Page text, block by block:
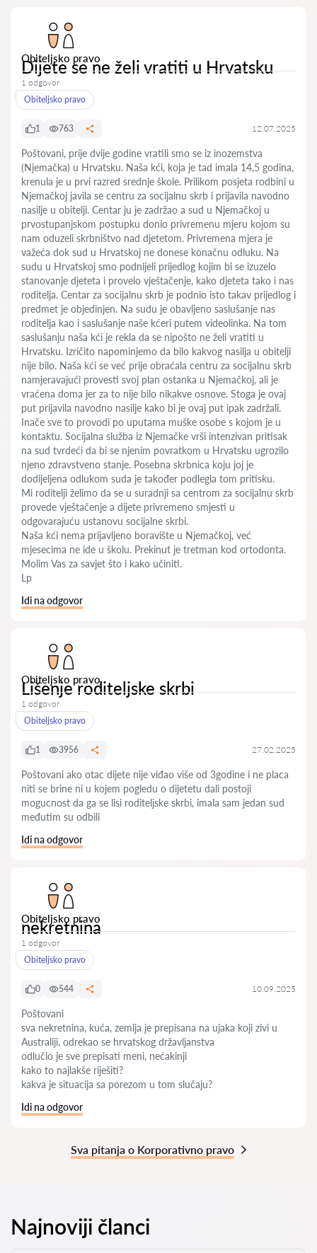
Obiteljsko pravo
Dijete se ne želi vratiti u Hrvatsku
1 odgovor
Obiteljsko pravo
1 763 12.07.2025
Poštovani, prije dvije godine vratili smo se iz inozemstva
(Njemačka) u Hrvatsku. Naša kći, koja je tad imala 14,5 godina,
krenula je u prvi razred srednje škole. Prilikom posjeta rodbini u
Njemačkoj javila se centru za socijalnu skrb i prijavila navodno
nasilje u obitelji. Centar ju je zadržao a sud u Njemačkoj u
prvostupanjskom postupku donio privremenu mjeru kojom su
nam oduzeli skrbništvo nad djetetom. Privremena mjera je
važeća dok sud u Hrvatskoj ne donese konačnu odluku. Na
sudu u Hrvatskoj smo podnijeli prijedlog kojim bi se izuzelo
stanovanje djeteta i provelo vještačenje, kako djeteta tako i nas
roditelja. Centar za socijalnu skrb je podnio isto takav prijedlog i
predmet je objedinjen. Na sudu je obavljeno saslušanje nas
roditelja kao i saslušanje naše kćeri putem videolinka. Na tom
saslušanju naša kći je rekla da se nipošto ne želi vratiti u
Hrvatsku. Izričito napominjemo da bilo kakvog nasilja u obitelji
nije bilo. Naša kći se već prije obraćala centru za socijalnu skrb
namjeravajući provesti svoj plan ostanka u Njemačkoj, ali je
vraćena doma jer za to nije bilo nikakve osnove. Stoga je ovaj
put prijavila navodno nasilje kako bi je ovaj put ipak zadržali.
Inače sve to provodi po uputama muške osobe s kojom je u
kontaktu. Socijalna služba iz Njemačke vrši intenzivan pritisak
na sud tvrdeći da bi se njenim povratkom u Hrvatsku ugrozilo
njeno zdravstveno stanje. Posebna skrbnica koju joj je
dodijeljena odlukom suda je također podlegla tom pritisku.
Mi roditelji želimo da se u suradnji sa centrom za socijalnu skrb
provede vještačenje a dijete privremeno smjesti u
odgovarajuću ustanovu socijalne skrbi.
Naša kći nema prijavljeno boravište u Njemačkoj, već
mjesecima ne ide u školu. Prekinut je tretman kod ortodonta.
Molim Vas za savjet što i kako učiniti.
Lp
Idi na odgovor
Obiteljsko pravo
Lišenje roditeljske skrbi
1 odgovor
Obiteljsko pravo
1 3956 27.02.2025
Poštovani ako otac dijete nije viđao više od 3godine i ne placa
niti se brine ni u kojem pogledu o dijetetu dali postoji
mogucnost da ga se lisi roditeljske skrbi, imala sam jedan sud
međutim su odbili
Idi na odgovor
Obiteljsko pravo
nekretnina
1 odgovor
Obiteljsko pravo
0 544 10.09.2025
Poštovani
sva nekretnina, kuća, zemlja je prepisana na ujaka koji zivi u
Australiji, odrekao se hrvatskog državljanstva
odlučio je sve prepisati meni, nećakinji
kako to najlakše riješiti?
kakva je situacija sa porezom u tom slučaju?
Idi na odgovor
Sva pitanja o Korporativno pravo
Najnoviji članci